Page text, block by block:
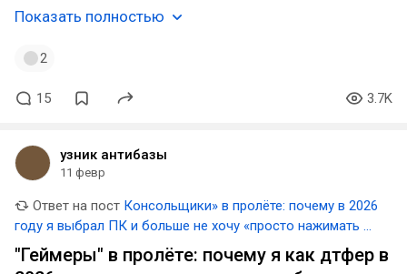
Показать полностью
2
15 3.7K
узник антибазы
11 февр
Ответ на пост Консольщики» в пролёте: почему в 2026
году я выбрал ПК и больше не хочу «просто нажимать X
для победы»
"Геймеры" в пролёте: почему я как дтфер в